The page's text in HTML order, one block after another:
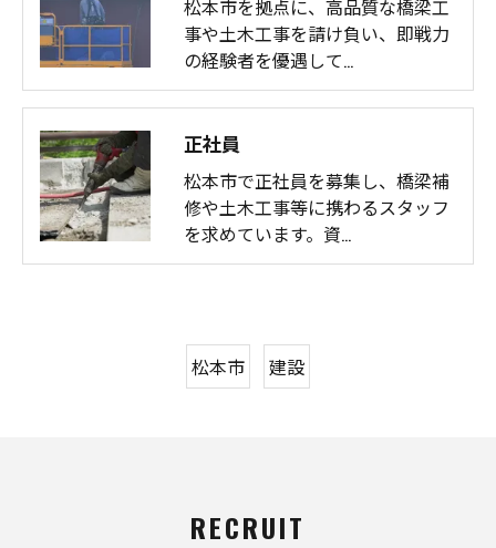
松本市を拠点に、高品質な橋梁工
事や土木工事を請け負い、即戦力
の経験者を優遇して…
正社員
松本市で正社員を募集し、橋梁補
修や土木工事等に携わるスタッフ
を求めています。資…
松本市 建設
RECRUIT